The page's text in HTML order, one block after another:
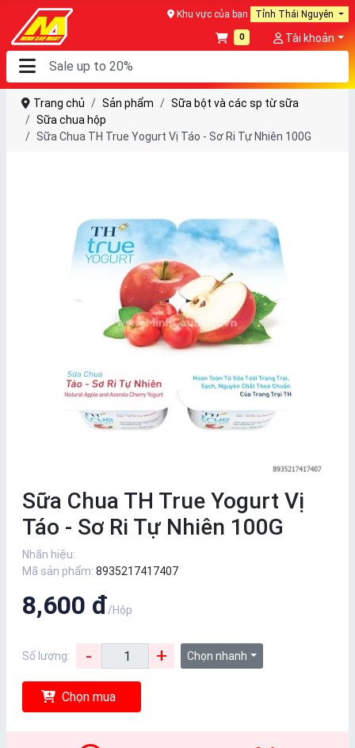
Khu vực của bạn Tỉnh Thái Nguyên
0 Tài khoản
Trang chủ Sản phẩm
Sữa bột và các sp từ sữa
Sữa chua hộp
Sữa Chua TH True Yogurt Vị Táo - Sơ Ri Tự Nhiên 100G
Sữa Chua TH True Yogurt Vị
Táo - Sơ Ri Tự Nhiên 100G
Nhãn hiệu:
Mã sản phẩm: 8935217417407
8,600 đ/Hộp
Số lượng: - + Chọn nhanh
Chọn mua